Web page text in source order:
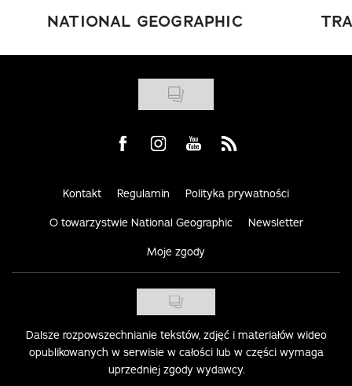
NATIONAL GEOGRAPHIC
Visit us on Facebook
Visit us on Instagram
Visit us on Youtube
Visit us on Rss
Kontakt Regulamin Polityka prywatności
O towarzystwie National Geographic Newsletter
Moje zgody
Dalsze rozpowszechnianie tekstów, zdjęć i materiałów wideo
opublikowanych w serwisie w całości lub w części wymaga
uprzedniej zgody wydawcy.